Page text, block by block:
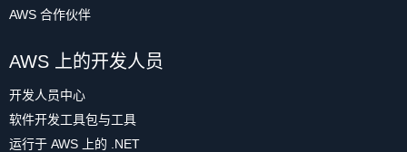
AWS 合作伙伴
AWS 上的开发人员
开发人员中心
软件开发工具包与工具
运行于 AWS 上的 .NET